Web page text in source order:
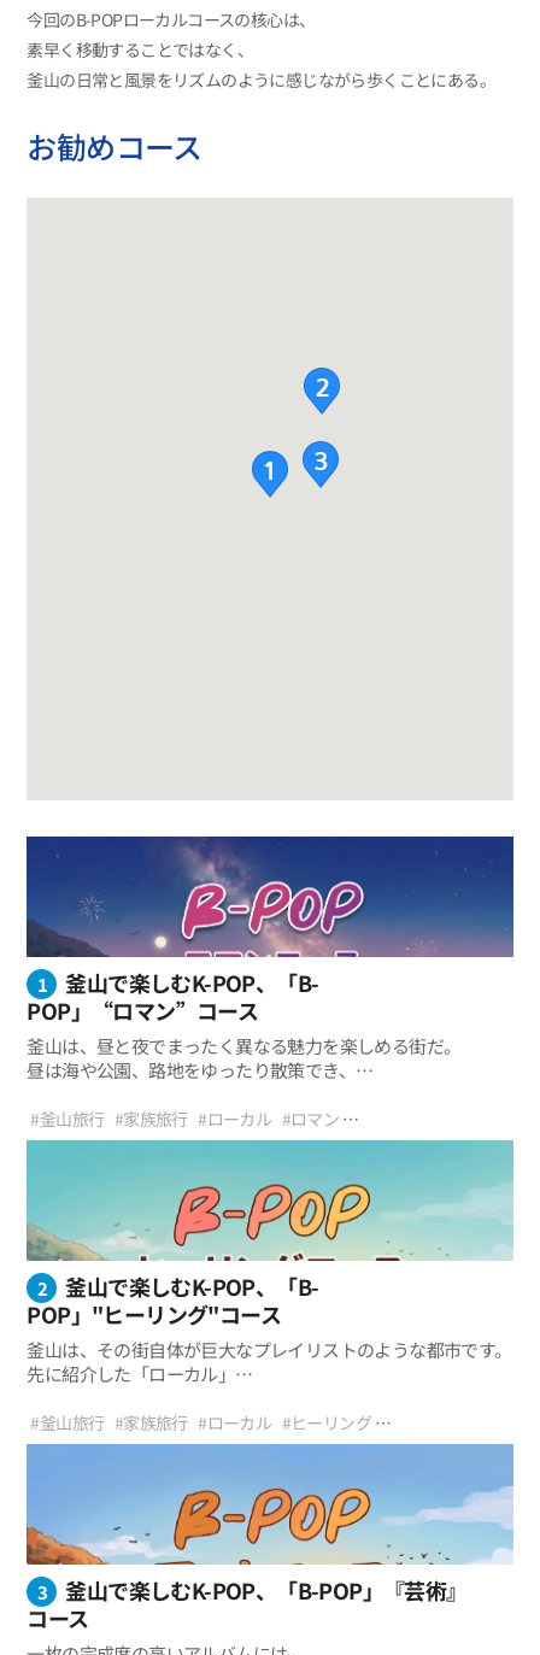
今回のB-POPローカルコースの核心は、
素早く移動することではなく、
釜山の日常と風景をリズムのように感じながら歩くことにある。
お勧めコース
1
釜山で楽しむK-POP、「B-
POP」“ロマン”コース
釜山は、昼と夜でまったく異なる魅力を楽しめる街だ。
昼は海や公園、路地をゆったり散策でき、
る。 前回の「ローカル」コースが、
釜山の日常や街角の空気感を楽しむ旅だったとすれば、
そして都会ならではのムードをより感性的に楽しめる「ロマン
（Romance）」コースだ。 街中の公園から始まり、
感性あふれるカフェ通り、人気の夜景スポット、海辺の絶景、
そして広安大橋の夜景へと続く今回のコースは、
釜山の最もロマンチックな瞬間を巡る旅になるだろう。
五六島 → 広安里海水浴場
POP感性の写真 & 動画スポット ‧
昼から夜までムードたっぷりに楽しめる旅行コース ‧
カフェ・海・展望台を一度に楽しめるロマンチックな釜山旅行
#釜山旅行 #家族旅行 #ローカル #ロマン
#釜山おすすめスポット #おすすめ旅行 #夜景 #海
#KPOP #BPOP
2
釜山で楽しむK-POP、「B-
POP」"ヒーリング"コース
釜山は、その街自体が巨大なプレイリストのような都市です。
先に紹介した「ローカル」
れば、「ロマン」
コースは華やかなシティポップやR&Bトラックのようでした。
疲れた心を癒してくれる温かいアコースティックバラードに似
ています。 忙しく過ぎていく日常の中、
時にはイヤホンをつけて外部の騒音を遮断し、
自分だけのテンポを見つけたい瞬間があります。最近のK-
POPでも、華やかなパフォーマンスの裏で、
POP感性の自然風景 ‧ 森、山、水が調和する完璧な視覚的・
聴覚的休息 ‧ 華やかさの代わりに内面を満たしてくれる、
閑静な釜山の隠れた魅力 ‧ 心の荷物を下ろし、ありのままの
「自分」に出会う癒しの時間
#釜山旅行 #家族旅行 #ローカル #ヒーリング
#釜山おすすめスポット #おすすめ旅行 #国立公園 #山 #湖
#書洞迷路市場 #KPOP #BPOP
3
釜山で楽しむK-POP、「B-POP」『芸術』
コース